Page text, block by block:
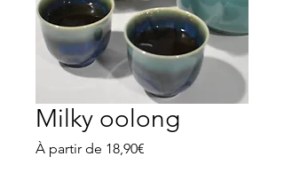
Milky oolong
À partir de 18,90€